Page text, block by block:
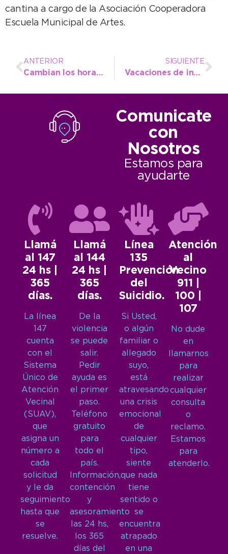
cantina a cargo de la Asociación Cooperadora
Escuela Municipal de Artes.
ANTERIOR
Cambian los horarios de visita a los Museos del parque durante el receso de invierno
SIGUIENTE
Vacaciones de invierno: Turismo instalará un domo sobre ballenas para la infancia
Comunicate
con
Nosotros
Estamos para
ayudarte
Llamá
al 147
24 hs |
365
días.
La línea
147
cuenta
con el
Sistema
Único de
Atención
Vecinal
(SUAV),
que
asigna un
número a
cada
solicitud
y le da
seguimiento
hasta que
se
resuelve.
Llamá
al 144
24 hs |
365
días.
De la
violencia
se puede
salir.
Pedir
ayuda es
el primer
paso.
Teléfono
gratuito
para
todo el
país.
Información,
contención
y
asesoramiento
las 24 hs,
los 365
días del
Línea
135
Prevención
del
Suicidio.
Si Usted,
o algún
familiar o
allegado
suyo,
está
atravesando
una crisis
emocional
de
cualquier
tipo,
siente
que nada
tiene
sentido o
se
encuentra
atrapado
en una
Atención
al
Vecino
911 |
100 |
107
No dude
en
llamarnos
para
realizar
cualquier
consulta
o
reclamo.
Estamos
para
atenderlo.